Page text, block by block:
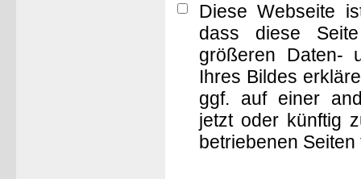
Diese Webseite
dass diese
größeren Daten-
Ihres Bildes
ggf. auf einer
jetzt oder künftig
betriebenen